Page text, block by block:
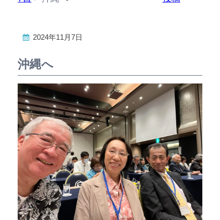
2024年11月7日
沖縄へ